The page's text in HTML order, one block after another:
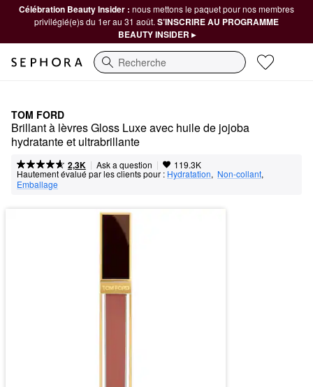
Célébration Beauty Insider : nous mettons le paquet pour nos membres
privilégié(e)s du 1er au 31 août. S’INSCRIRE AU PROGRAMME
BEAUTY INSIDER ▸
Recherche
TOM FORD
Brillant à lèvres Gloss Luxe avec huile de jojoba
hydratante et ultrabrillante
2,3K | Ask a question | 119.3K
Hautement évalué par les clients pour : Hydratation, Non-collant,
Emballage